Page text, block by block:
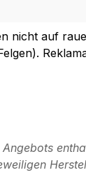
nicht auf